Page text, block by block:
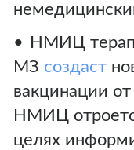
НМИЦ
МЗ создаст
вакцинации
НМИЦ
целях